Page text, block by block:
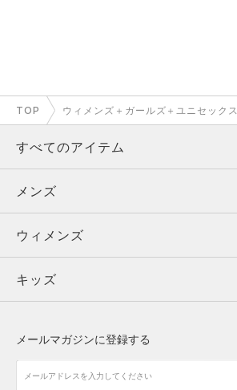
TOP ウィメンズ＋ガールズ＋ユニセックス
すべてのアイテム
メンズ
ウィメンズ
キッズ
アクセサリー
メンズ
トップス
ボトムス
アクセサリー
ウィメンズ
トップス
シューズ
キッズ
メールマガジンに登録する